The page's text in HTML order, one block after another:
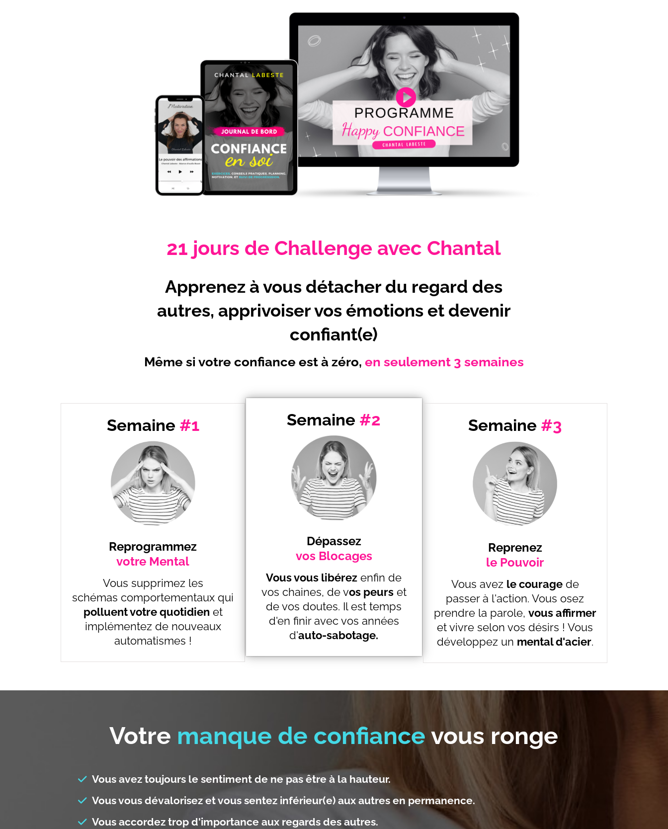
21 jours de Challenge avec Chantal
Apprenez à vous détacher du regard des
autres, apprivoiser vos émotions et devenir
confiant(e)
Même si votre confiance est à zéro, en seulement 3 semaines
Semaine #1
Reprogrammez
votre Mental
Vous supprimez les
schémas comportementaux qui
polluent votre quotidien et
implémentez de nouveaux
automatismes !
Semaine #2
Dépassez
vos Blocages
Vous vous libérez enfin de
vos chaines, de vos peurset
de vos doutes. Il est temps
d'en finir avec vos années
d'auto-sabotage.
Semaine #3
Reprenez
le Pouvoir
Vous avez le couragede
passer à l'action. Vous osez
prendre la parole, vous affirmer
et vivre selon vos désirs ! Vous
développez un mental d'acier.
Votre manque de confiance vous ronge
Vous avez toujours le sentiment de ne pas être à la hauteur.
Vous vous dévalorisez et vous sentez inférieur(e) aux autres en permanence.
Vous accordez trop d'importance aux regards des autres.